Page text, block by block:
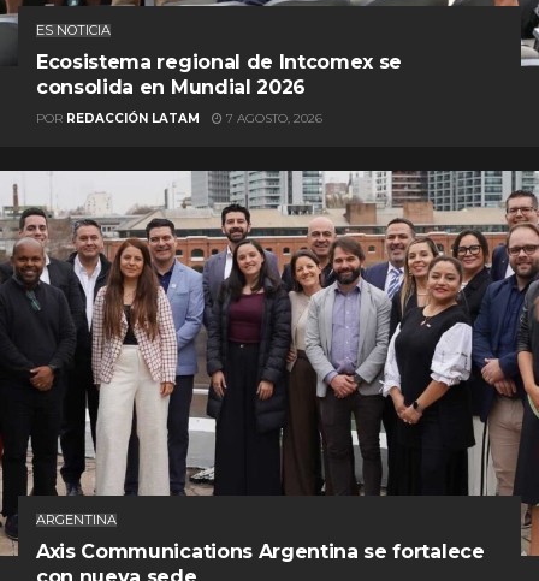
ES NOTICIA
Ecosistema regional de Intcomex se
consolida en Mundial 2026
POR REDACCIÓN LATAM 7 AGOSTO, 2026
ARGENTINA
Axis Communications Argentina se fortalece